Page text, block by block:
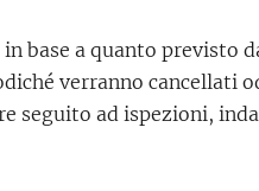
base a quanto previsto
verranno cancellati
seguito ad ispezioni,